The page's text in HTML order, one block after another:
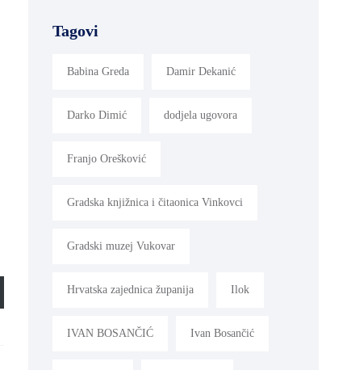
Tagovi
Babina Greda Damir Dekanić
Darko Dimić dodjela ugovora
Franjo Orešković
Gradska knjižnica i čitaonica Vinkovci
Gradski muzej Vukovar
Hrvatska zajednica županija Ilok
IVAN BOSANČIĆ Ivan Bosančić